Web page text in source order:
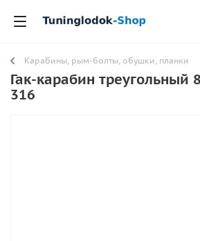
Карабины, рым-болты, обушки, планки
Гак-карабин треугольный
316